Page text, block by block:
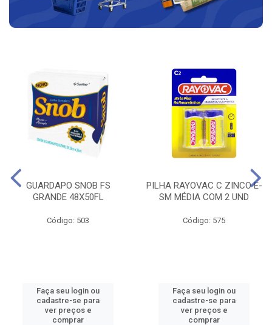
GUARDAPO SNOB FS
GRANDE 48X50FL
Código: 503
Faça seu login ou
cadastre-se para
ver preços e
comprar
PILHA RAYOVAC C ZINCO E-
SM MÉDIA COM 2 UND
Código: 575
Faça seu login ou
cadastre-se para
ver preços e
comprar